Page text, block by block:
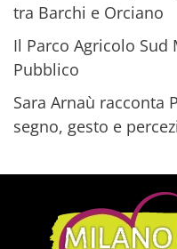
tra Barchi e Orciano
Il Parco Agricolo Sud
Pubblico
Sara Arnaù racconta
segno, gesto e